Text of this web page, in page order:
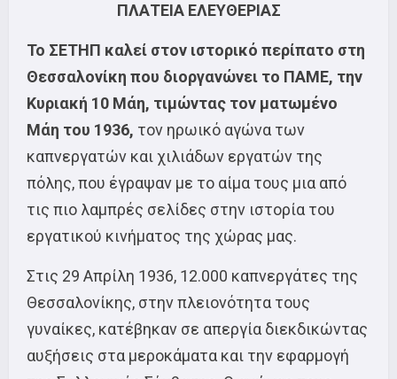
ΠΛΑΤΕΙΑ ΕΛΕΥΘΕΡΙΑΣ
Το ΣΕΤΗΠ καλεί στον ιστορικό περίπατο στη
Θεσσαλονίκη που διοργανώνει το ΠΑΜΕ, την
Κυριακή 10 Μάη, τιμώντας τον ματωμένο
Μάη του 1936, τον ηρωικό αγώνα των
καπνεργατών και χιλιάδων εργατών της
πόλης, που έγραψαν με το αίμα τους μια από
τις πιο λαμπρές σελίδες στην ιστορία του
εργατικού κινήματος της χώρας μας.
Στις 29 Απρίλη 1936, 12.000 καπνεργάτες της
Θεσσαλονίκης, στην πλειονότητα τους
γυναίκες, κατέβηκαν σε απεργία διεκδικώντας
αυξήσεις στα μεροκάματα και την εφαρμογή